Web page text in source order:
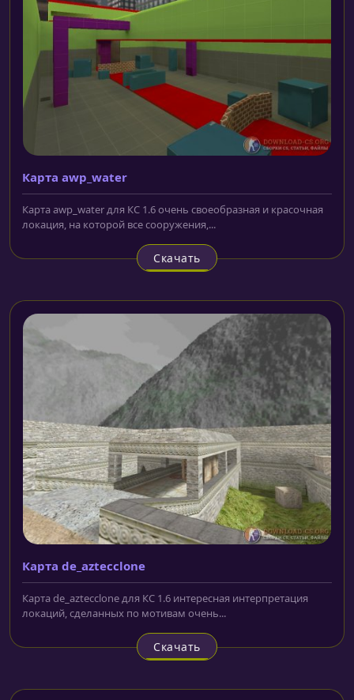
Карта awp_water
Карта awp_water для КС 1.6 очень своеобразная и красочная
локация, на которой все сооружения,...
Скачать
Карта de_aztecclone
Карта de_aztecclone для КС 1.6 интересная интерпретация
локаций, сделанных по мотивам очень...
Скачать